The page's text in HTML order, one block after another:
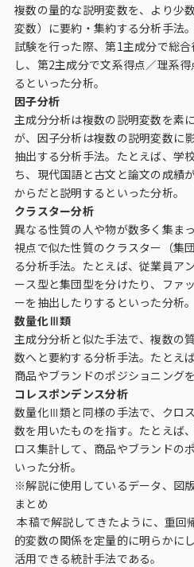
複数の量的な説明変数を、より少
変数）に要約・集約する分析手法
試験を行った際、第1主成分で総
し、第2主成分で文系得点／理系
るといった分析。
因子分析
主成分分析は複数の説明変数を素
が、因子分析は複数の説明変数に
抽出する分析手法。たとえば、学
ち、現代国語と古文と論文の成績
からだと説明するといった分析。
クラスター分析
異なる性質の人や物が数多く集ま
視点で似た性質のクラスター（集
る分析手法。たとえば、従業員ア
ース型と集団型を分けたり、ファ
ーを抽出したりするといった分析。
数量化Ⅲ類
主成分分析と似た手法で、複数の
数へと要約する分析手法。たとえ
商品やブランドのポジショニング
コレスポンデンス分析
数量化Ⅲ類と同様の手法で、クロ
数を用いたものを指す。たとえば
ロス集計して、商品やブランドの
いった分析。
※解説に使用しているデータ、図
まとめ
本稿で解説してきたように、重回
的変数の関係を定量的に明らかに
活用できる統計手法である。